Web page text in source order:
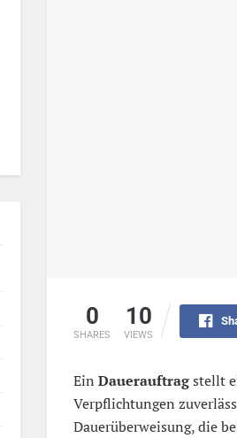
0
SHARES
10
VIEWS
Ein Dauerauftragstellt
Verpflichtungen
Dauerüberweisung, die